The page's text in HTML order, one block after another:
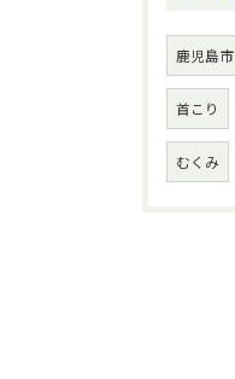
鹿児島市
首こり
むくみ